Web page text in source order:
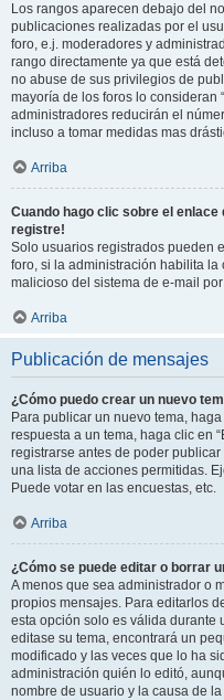
Los rangos aparecen debajo del
publicaciones realizadas por el
foro, e.j. moderadores y
rango directamente ya que está
no abuse de sus privilegios de
mayoría de los foros lo consideran
administradores reducirán el
incluso a tomar medidas mas
Arriba
Cuando hago clic sobre el enlace
registre!
Solo usuarios registrados pueden
foro, si la administración habilita
malicioso del sistema de e-mail
Arriba
Publicación de mensajes
¿Cómo puedo crear un nuevo
Para publicar un nuevo tema,
respuesta a un tema, haga clic en
registrarse antes de poder
una lista de acciones permitidas.
Puede votar en las encuestas, etc.
Arriba
¿Cómo se puede editar o borrar
A menos que sea administrador o
propios mensajes. Para editarlos
esta opción solo es válida durante
editase su tema, encontrará un
modificado y las veces que lo ha
administración quién lo editó,
nombre de usuario y la causa de